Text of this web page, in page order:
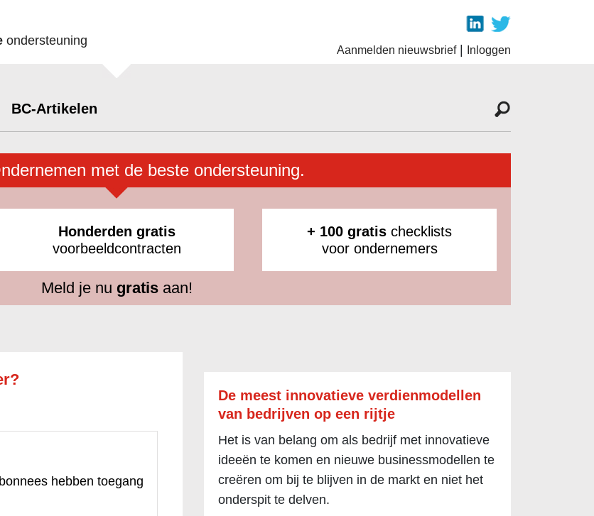
ondersteuning
Aanmelden nieuwsbrief| Inloggen
BC-Artikelen
met de beste ondersteuning.
Honderden gratis
voorbeeldcontracten
+ 100 gratis checklists
voor ondernemers
Meld je nu gratisaan!
hebben toegang
De meest innovatieve verdienmodellen
van bedrijven op een rijtje
Het is van belang om als bedrijf met innovatieve
ideeën te komen en nieuwe businessmodellen te
creëren om bij te blijven in de markt en niet het
onderspit te delven.